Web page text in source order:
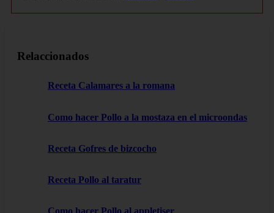
Relaccionados
Receta Calamares a la romana
Como hacer Pollo a la mostaza en el microondas
Receta Gofres de bizcocho
Receta Pollo al taratur